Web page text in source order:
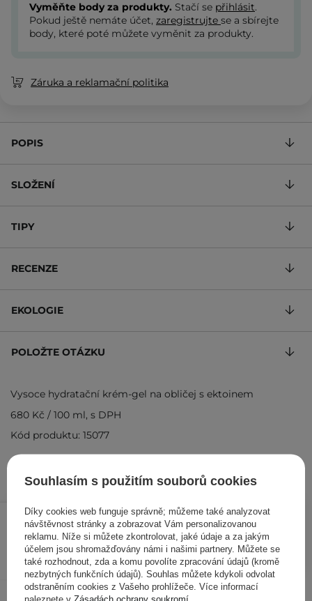
340 Kč / ks
PŘIDAT DO KOŠÍKU
Vyměňte body za produkty. Stačí se přihlásit.
Pokud ještě nemáte účet, zaregistrujte se a sbírejte
body, které poté můžete vyměnit za produkty.
Záruka a reklamační politika
POPIS
SLOŽENÍ
TIPY
RECENZE
EKOLOGIE
POLOŽTE OTÁZKU
Vysoce hydratační krém-gel na obličej s ektoinem
680 Kč / 100 ml, s DPH
Kód produktu: 15077
Ostatní zákazníci si prohlédli
Souhlasím s použitím souborů cookies
Díky cookies web funguje správně; můžeme také analyzovat
návštěvnost stránky a zobrazovat Vám personalizovanou
reklamu. Níže si můžete zkontrolovat, jaké údaje a za jakým
účelem jsou shromažďovány námi i našimi partnery. Můžete se
také rozhodnout, zda a komu povolíte zpracování údajů (kromě
nezbytných funkčních údajů). Souhlas můžete kdykoli odvolat
odstraněním cookies z Vašeho prohlížeče. Více informací